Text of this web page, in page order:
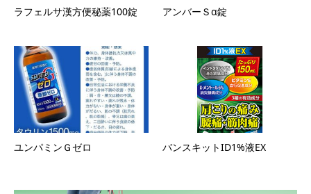
ラフェルサ漢方便秘薬100錠 アンバーＳα錠
ユンパミンＧゼロ バンスキットID1%液EX